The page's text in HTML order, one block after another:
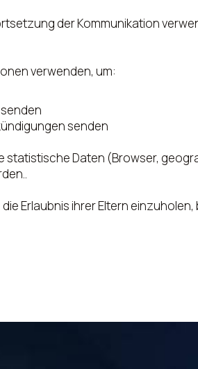
der Kommunikation
verwenden, um:
senden
Daten (Browser,
Erlaubnis ihrer Eltern